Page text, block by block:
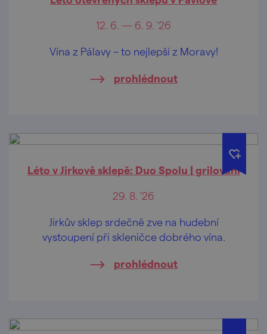
12. 6. — 6. 9. '26
Vína z Pálavy – to nejlepší z Moravy!
prohlédnout
Léto v Jirkově sklepě: Duo Spolu | grilování
29. 8. '26
Jirkův sklep srdečně zve na hudební
vystoupení při skleničce dobrého vína.
prohlédnout